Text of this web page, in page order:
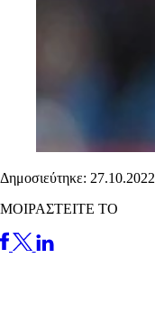
Δημοσιεύτηκε: 27.10.2022
ΜΟΙΡΑΣΤΕΙΤΕ ΤΟ